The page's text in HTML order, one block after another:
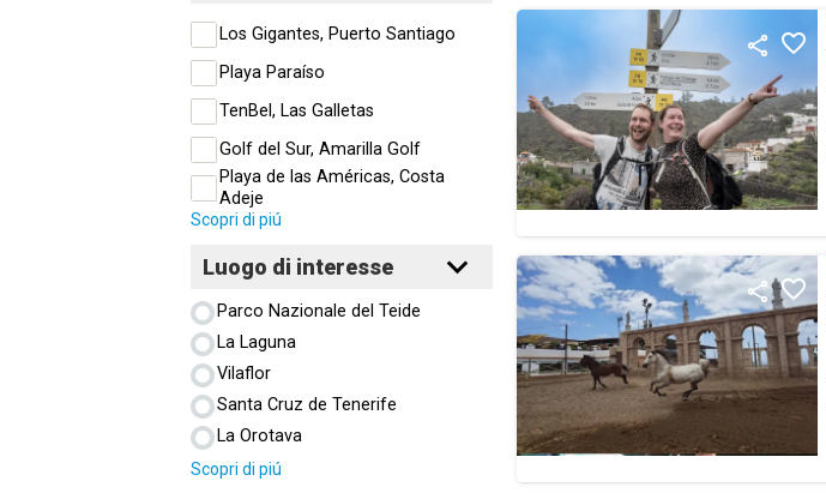
Los Gigantes, Puerto Santiago
Playa Paraíso
TenBel, Las Galletas
Golf del Sur, Amarilla Golf
Playa de las Américas, Costa
Adeje
Scopri di piú
Luogo di interesse
Parco Nazionale del Teide
La Laguna
Vilaflor
Santa Cruz de Tenerife
La Orotava
Scopri di piú